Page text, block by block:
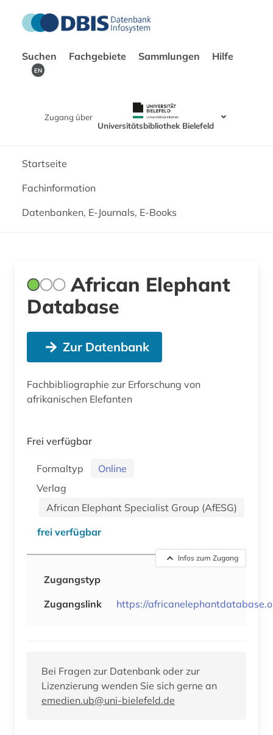
Suchen Fachgebiete Sammlungen Hilfe
EN
Zugang über
Universitätsbibliothek Bielefeld
Startseite
Fachinformation
Datenbanken, E-Journals, E-Books
African Elephant
Database
Zur Datenbank
Fachbibliographie zur Erforschung von
afrikanischen Elefanten
Frei verfügbar
Formaltyp
Online
Verlag
African Elephant Specialist Group (AfESG)
frei verfügbar
Infos zum Zugang
Zugangstyp
Zugangslink
https://
Bei Fragen zur Datenbank oder zur
Lizenzierung wenden Sie sich gerne an
emedien.ub@uni-bielefeld.de